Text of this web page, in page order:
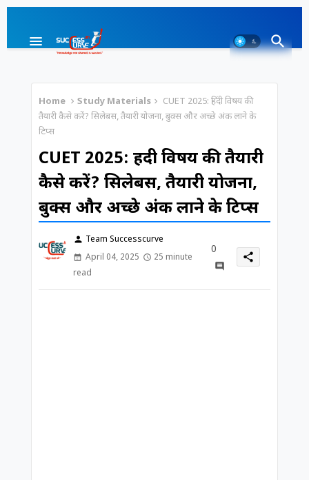
Home Study Materials
CUET 2025: हिंदी विषय की
तैयारी कैसे करें? सिलेबस, तैयारी योजना, बुक्स और अच्छे अंक लाने के
टिप्स
CUET 2025: हिंदी विषय की तैयारी
कैसे करें? सिलेबस, तैयारी योजना,
बुक्स और अच्छे अंक लाने के टिप्स
person Team Successcurve
April 04, 2025
25 minute
read
0
share